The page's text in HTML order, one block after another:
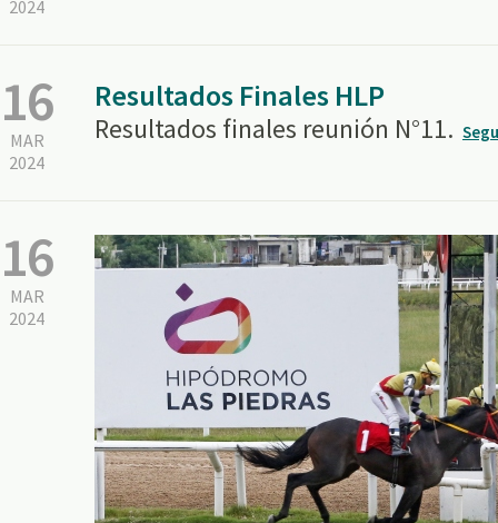
2024
16
MAR
2024
Resultados Finales HLP
Resultados finales reunión N°11.
16
MAR
2024